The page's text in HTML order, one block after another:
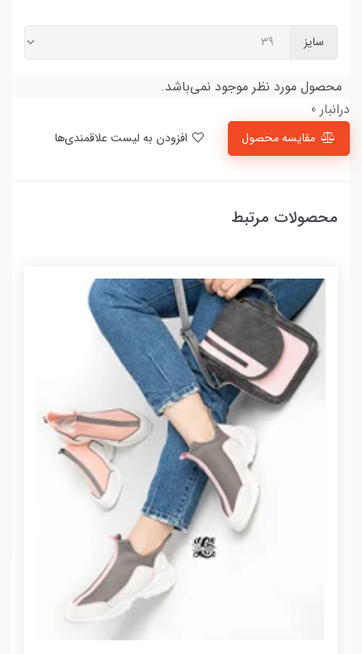
سایز
محصول مورد نظر موجود نمی‌باشد.
درانبار 0
مقایسه محصول
محصولات مرتبط